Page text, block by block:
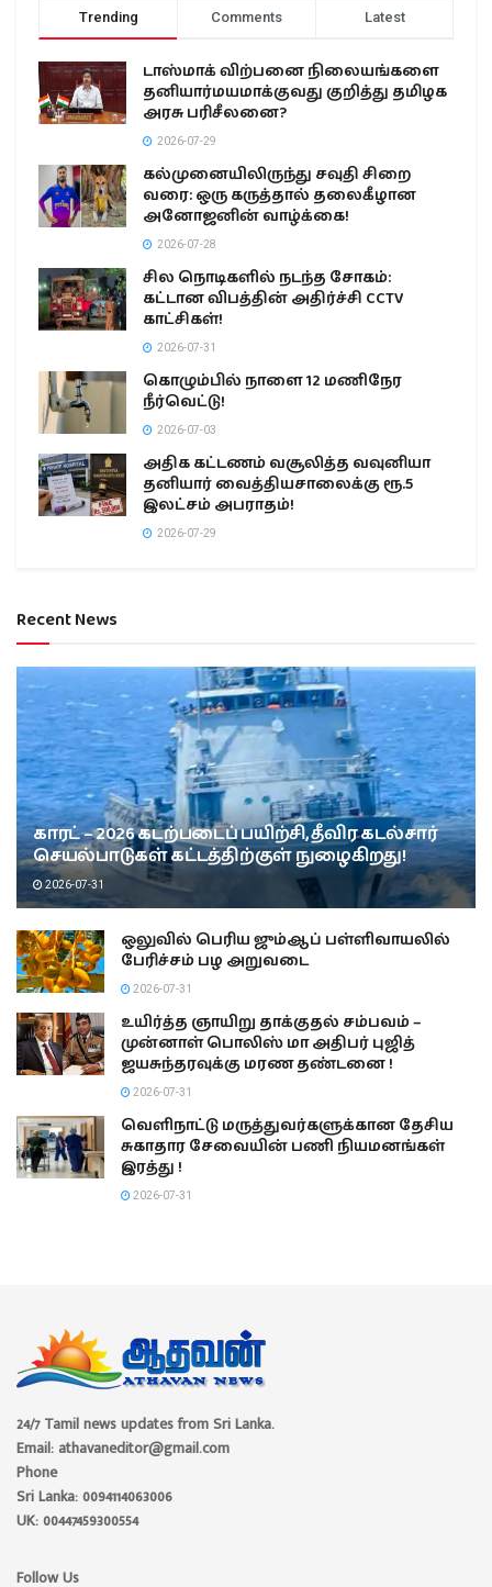
Trending Comments Latest
டாஸ்மாக் விற்பனை நிலையங்களை
தனியார்மயமாக்குவது குறித்து தமிழக
அரசு பரிசீலனை?
2026-07-29
கல்முனையிலிருந்து சவுதி சிறை
வரை: ஒரு கருத்தால் தலைகீழான
அனோஜனின் வாழ்க்கை!
2026-07-28
சில நொடிகளில் நடந்த சோகம்:
கட்டான விபத்தின் அதிர்ச்சி CCTV
காட்சிகள்!
2026-07-31
கொழும்பில் நாளை 12 மணிநேர
நீர்வெட்டு!
2026-07-03
அதிக கட்டணம் வசூலித்த வவுனியா
தனியார் வைத்தியசாலைக்கு ரூ.5
இலட்சம் அபராதம்!
2026-07-29
Recent News
காரட் – 2026 கடற்படைப் பயிற்சி, தீவிர கடல்சார்
செயல்பாடுகள் கட்டத்திற்குள் நுழைகிறது!
2026-07-31
ஒலுவில் பெரிய ஜும்ஆப் பள்ளிவாயலில்
பேரிச்சம் பழ அறுவடை
2026-07-31
உயிர்த்த ஞாயிறு தாக்குதல் சம்பவம் –
முன்னாள் பொலிஸ் மா அதிபர் புஜித்
ஜயசுந்தரவுக்கு மரண தண்டனை !
2026-07-31
வெளிநாட்டு மருத்துவர்களுக்கான தேசிய
சுகாதார சேவையின் பணி நியமனங்கள்
இரத்து !
2026-07-31
24/7 Tamil news updates from Sri Lanka.
Email: athavaneditor@gmail.com
Phone
Sri Lanka: 0094114063006
UK: 00447459300554
Follow Us